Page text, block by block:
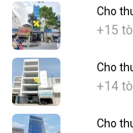
Cho
+15
Cho
+14
Cho